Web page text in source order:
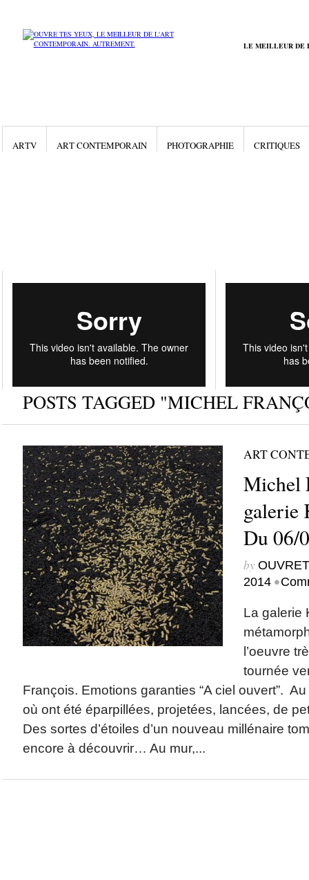
LE MEILLEUR DE
Gallery
ARTV ART CONTEMPORAIN PHOTOGRAPHIE CRITIQUES
POSTS TAGGED "MICHEL
ART
Michel
galerie
Du 06/
by
2014 •
La galerie
l’oeuvre
tournée
François. Emotions garanties “A ciel ouvert”.
où ont été éparpillées, projetées, lancées, de
Des sortes d’étoiles d’un nouveau millénaire
encore à découvrir… Au mur,...